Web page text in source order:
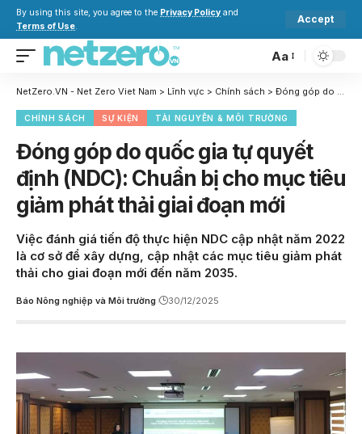
By using this site, you agree to the Privacy Policy and
Terms of Use.
Accept
Aa
NetZero.VN - Net Zero Viet Nam > Lĩnh vực > Chính sách > Đóng góp do quốc gia tự quyết định (NDC): Chuẩn bị cho mục tiêu giảm phát thải giai đoạn mới
CHÍNH SÁCH SỰ KIỆN TÀI NGUYÊN & MÔI TRƯỜNG
Đóng góp do quốc gia tự quyết
định (NDC): Chuẩn bị cho mục tiêu
giảm phát thải giai đoạn mới
Việc đánh giá tiến độ thực hiện NDC cập nhật năm 2022
là cơ sở để xây dựng, cập nhật các mục tiêu giảm phát
thải cho giai đoạn mới đến năm 2035.
Báo Nông nghiệp và Môi trường 30/12/2025